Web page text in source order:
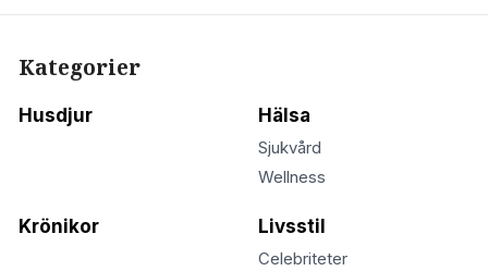
Kategorier
Husdjur Hälsa
Sjukvård
Wellness
Krönikor Livsstil
Celebriteter